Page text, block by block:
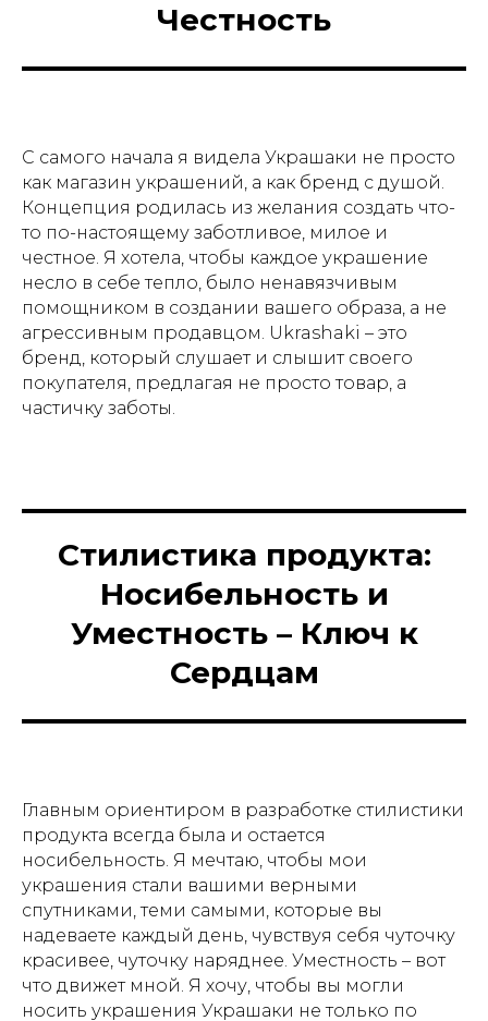
Честность
С самого начала я видела Украшаки не просто
как магазин украшений, а как бренд с душой.
Концепция родилась из желания создать что-
то по-настоящему заботливое, милое и
честное. Я хотела, чтобы каждое украшение
несло в себе тепло, было ненавязчивым
помощником в создании вашего образа, а не
агрессивным продавцом. Ukrashaki – это
бренд, который слушает и слышит своего
покупателя, предлагая не просто товар, а
частичку заботы.
Стилистика продукта:
Носибельность и
Уместность – Ключ к
Сердцам
Главным ориентиром в разработке стилистики
продукта всегда была и остается
носибельность. Я мечтаю, чтобы мои
украшения стали вашими верными
спутниками, теми самыми, которые вы
надеваете каждый день, чувствуя себя чуточку
красивее, чуточку наряднее. Уместность – вот
что движет мной. Я хочу, чтобы вы могли
носить украшения Украшаки не только по